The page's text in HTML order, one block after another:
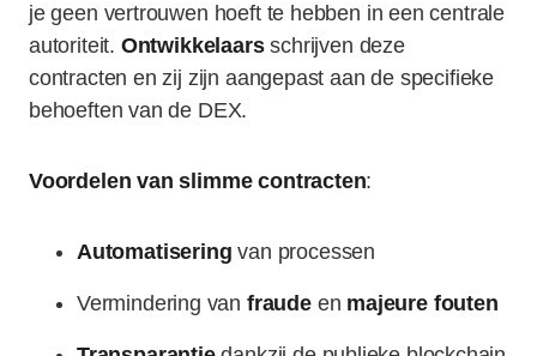
je geen vertrouwen hoeft te hebben in een centrale
autoriteit. Ontwikkelaarsschrijven deze
contracten en zij zijn aangepast aan de specifieke
behoeften van de DEX.
Voordelen van slimme contracten:
Automatisering van processen
Vermindering van fraudeen majeure fouten